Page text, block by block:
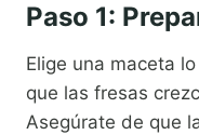
Paso 1:
Elige una maceta
que las fresas
Asegúrate de que